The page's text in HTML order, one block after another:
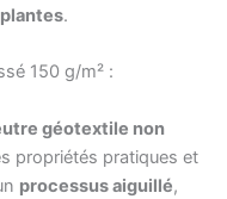
.
150 g/m² :
géotextile non
propriétés pratiques et
processus aiguillé,